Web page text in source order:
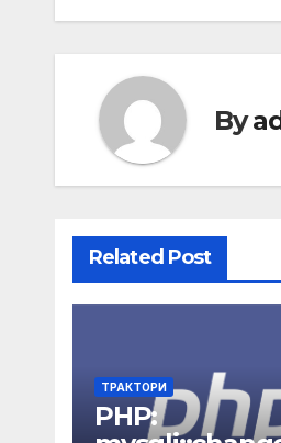
By
Related Post
ТРАКТОРИ
PHP: